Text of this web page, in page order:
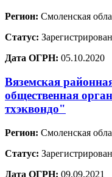
Регион: Смоленская
Статус:
Дата ОГРН: 05.10.2020
Вяземская
общественная
тхэквондо"
Регион: Смоленская
Статус:
Дата ОГРН: 09.09.2021